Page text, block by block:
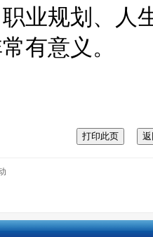
业规划、人
有意义。